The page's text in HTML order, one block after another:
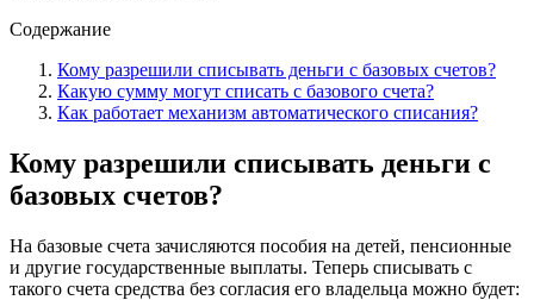
Содержание
Кому разрешили списывать деньги с базовых счетов?
Какую сумму могут списать с базового счета?
Как работает механизм автоматического списания?
Кому разрешили списывать деньги с
базовых счетов?
На базовые счета зачисляются пособия на детей, пенсионные
и другие государственные выплаты. Теперь списывать с
такого счета средства без согласия его владельца можно будет: